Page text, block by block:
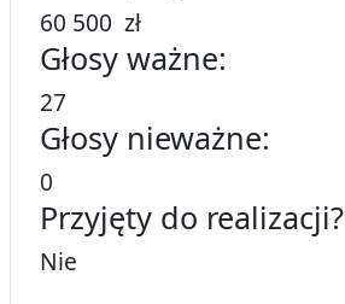
60 500 zł
Głosy ważne:
27
Głosy nieważne:
0
Przyjęty do realizacji?
Nie